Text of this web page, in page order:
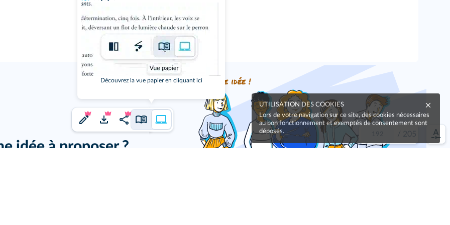
/ 205
Découvrez la vue papier en cliquant ici
idée à proposer ?
j'ai une idée !
UTILISATION DES COOKIES
Lors de votre navigation sur ce site, des cookies nécessaires
au bon fonctionnement et exemptés de consentement sont
déposés.